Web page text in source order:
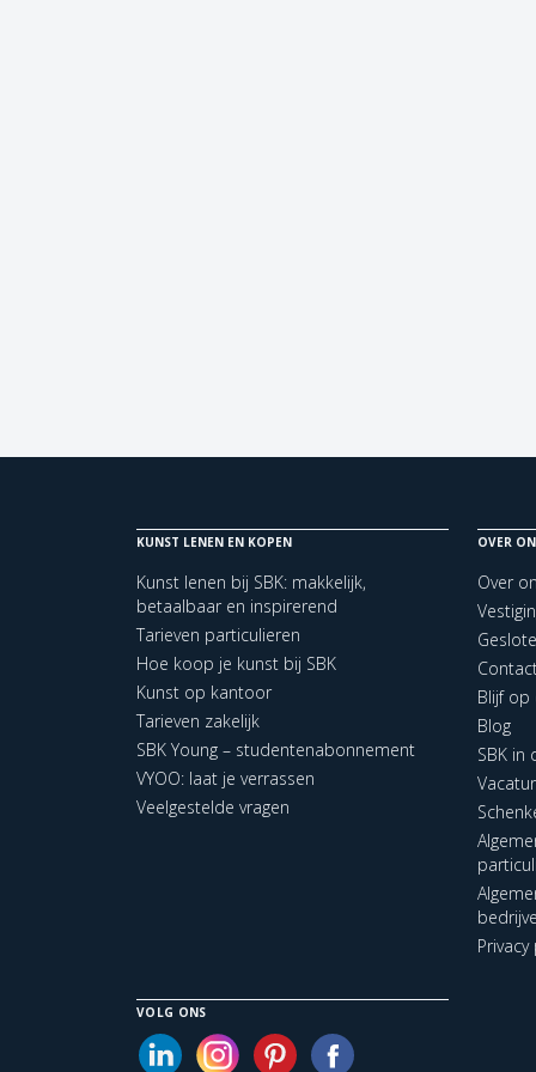
KUNST LENEN EN KOPEN
Kunst lenen bij SBK: makkelijk,
betaalbaar en inspirerend
Tarieven particulieren
Hoe koop je kunst bij SBK
Kunst op kantoor
Tarieven zakelijk
SBK Young – studentenabonnement
VYOO: laat je verrassen
Veelgestelde vragen
OVER
Over
Blijf op
Blog
SBK in
VOLG ONS